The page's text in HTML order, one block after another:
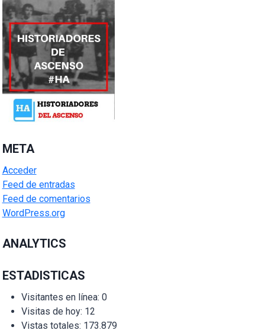
META
Acceder
Feed de entradas
Feed de comentarios
WordPress.org
ANALYTICS
ESTADISTICAS
Visitantes en línea: 0
Visitas de hoy: 12
Vistas totales: 173.879